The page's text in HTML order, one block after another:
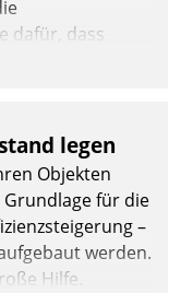
dafür, dass
es sein muss,
legen
Objekten
für die
–
werden.
Hilfe.